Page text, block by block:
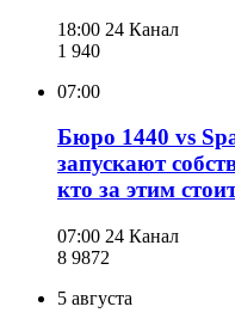
18:00 24 Канал
1 940
07:00
Бюро 1440 vs
запускают
кто за этим
07:00 24 Канал
8 9872
5 августа